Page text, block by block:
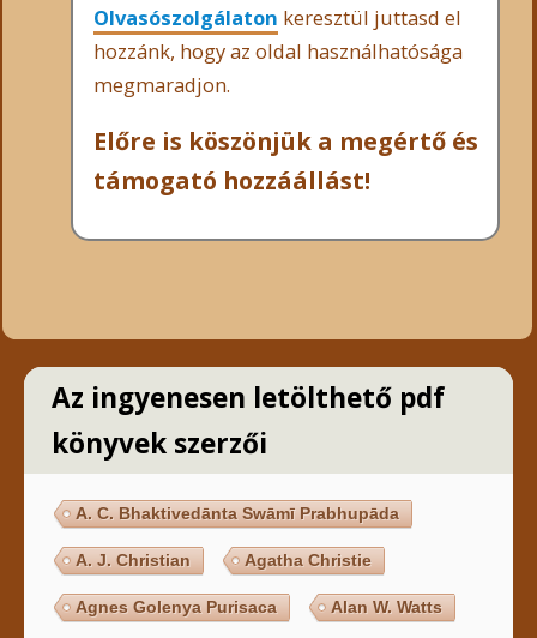
Olvasószolgálaton keresztül juttasd el
hozzánk, hogy az oldal használhatósága
megmaradjon.
Előre is köszönjük a megértő és
támogató hozzáállást!
Az ingyenesen letölthető pdf
könyvek szerzői
A. C. Bhaktivedānta Swāmī Prabhupāda
A. J. Christian Agatha Christie
Agnes Golenya Purisaca Alan W. Watts